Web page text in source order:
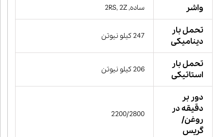
واشر ساده, 2RS, 2Z
تحمل بار
دینامیکی
247 کیلو نیوتن
تحمل بار
استاتیکی
206 کیلو نیوتن
دور بر
دقیقه در
روغن/
گریس
2200/2800